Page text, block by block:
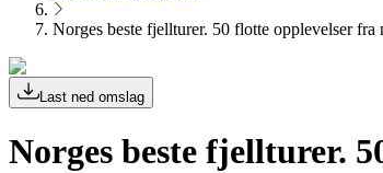
Norges beste fjellturer. 50 flotte opplevelser fra
Last ned omslag
Norges beste fjellturer.